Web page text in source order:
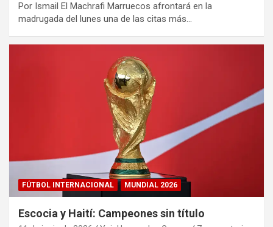
Por Ismail El Machrafi Marruecos afrontará en la
madrugada del lunes una de las citas más…
FÚTBOL INTERNACIONAL MUNDIAL 2026
Escocia y Haití: Campeones sin título